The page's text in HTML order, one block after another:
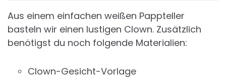
Aus einem einfachen weißen Pappteller
basteln wir einen lustigen Clown. Zusätzlich
benötigst du noch folgende Materialien:
Clown-Gesicht-Vorlage